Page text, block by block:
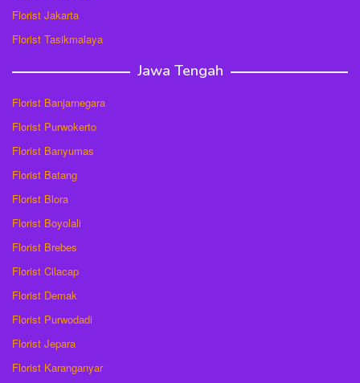
Florist Jakarta
Florist Tasikmalaya
Jawa Tengah
Florist Banjarnegara
Florist Purwokerto
Florist Banyumas
Florist Batang
Florist Blora
Florist Boyolali
Florist Brebes
Florist Cilacap
Florist Demak
Florist Purwodadi
Florist Jepara
Florist Karanganyar